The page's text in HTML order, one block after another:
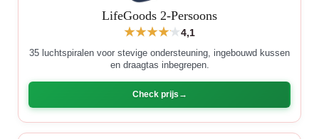
LifeGoods 2-Persoons
4,1
35 luchtspiralen voor stevige ondersteuning, ingebouwd kussen
en draagtas inbegrepen.
Check prijs